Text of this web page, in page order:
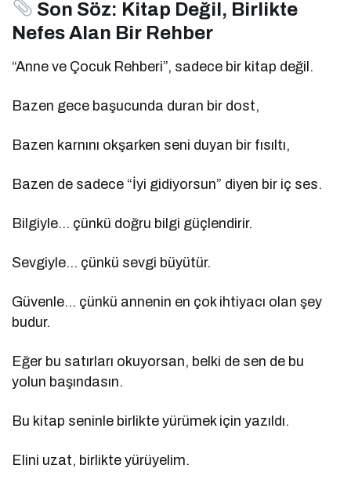
Son Söz: Kitap Değil, Birlikte
Nefes Alan Bir Rehber
“Anne ve Çocuk Rehberi”, sadece bir kitap değil.
Bazen gece başucunda duran bir dost,
Bazen karnını okşarken seni duyan bir fısıltı,
Bazen de sadece “İyi gidiyorsun” diyen bir iç ses.
Bilgiyle… çünkü doğru bilgi güçlendirir.
Sevgiyle… çünkü sevgi büyütür.
Güvenle… çünkü annenin en çok ihtiyacı olan şey
budur.
Eğer bu satırları okuyorsan, belki de sen de bu
yolun başındasın.
Bu kitap seninle birlikte yürümek için yazıldı.
Elini uzat, birlikte yürüyelim.